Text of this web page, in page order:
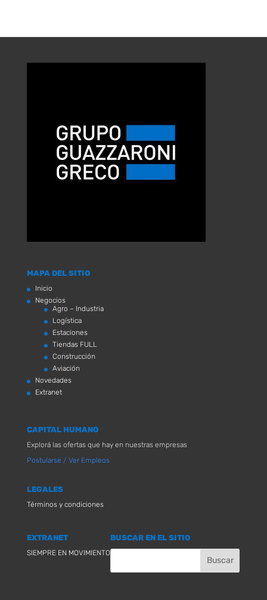
MAPA DEL SITIO
Inicio
Negocios
Agro – Industria
Logística
Estaciones
Tiendas FULL
Construcción
Aviación
Novedades
Extranet
CAPITAL HUMANO
Explorá las ofertas que hay en nuestras empresas
Postularse / Ver Empleos
LEGALES
Términos y condiciones
EXTRANET
SIEMPRE EN MOVIMIENTO
BUSCAR EN EL SITIO